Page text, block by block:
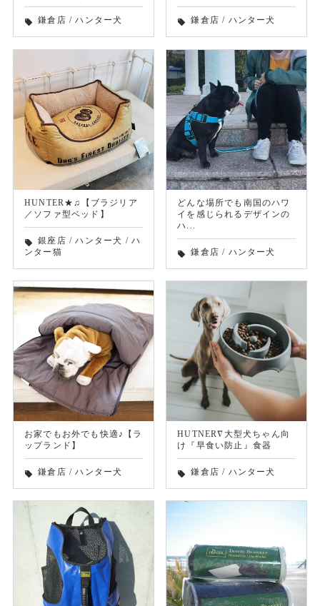
local_offer 鎌倉店 /ハンター犬 local_offer 鎌倉店 / ハンター犬
HUNTER★♫【ブラジリア
／ソファ型ベッド】
local_offer 銀座店 /ハンター犬 / ハ
ンター猫
どんな場所でも南国のハワ
イを感じられるデザインの
ハ...
local_offer 鎌倉店 / ハンター犬
お家でもお外でも快適♪【ラ
ップランド】
local_offer 鎌倉店 /ハンター犬
HUTNER∇大型犬ちゃん向
け『早食い防止』食器
local_offer 鎌倉店 / ハンター犬